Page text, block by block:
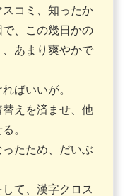
コミ、知ったか
、この幾日かの
あまり爽やかで
ばいいが。
えを済ませ、他
。
たため、だいぶ
て、漢字クロス